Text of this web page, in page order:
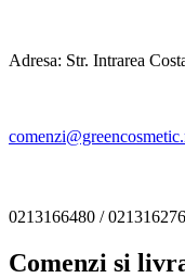
Adresa: Str. Intrarea
0213166480 /
Comenzi si